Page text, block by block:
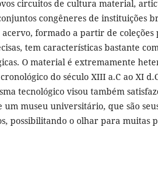
circuitos de cultura material,
congêneres de instituições
acervo, formado a partir de
tem características bastante
O material é extremamente
do século XIII a.C ao XI
tecnológico visou também
um museu universitário, que são
possibilitando o olhar para muitas